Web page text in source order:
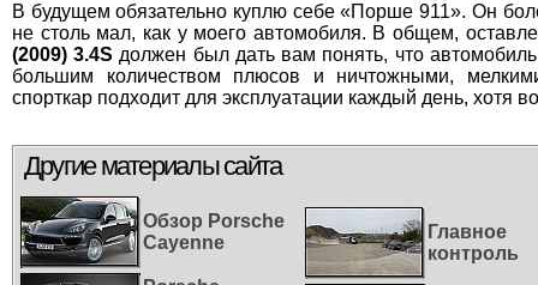
В будущем обязательно куплю себе «Порше 911». Он
не столь мал, как у моего автомобиля. В общем,
(2009) 3.4S должен был дать вам понять, что
большим количеством плюсов и ничтожными,
спорткар подходит для эксплуатации каждый день, хотя
Другие материалы сайта
Обзор Porsche
Cayenne
Главное
контроль